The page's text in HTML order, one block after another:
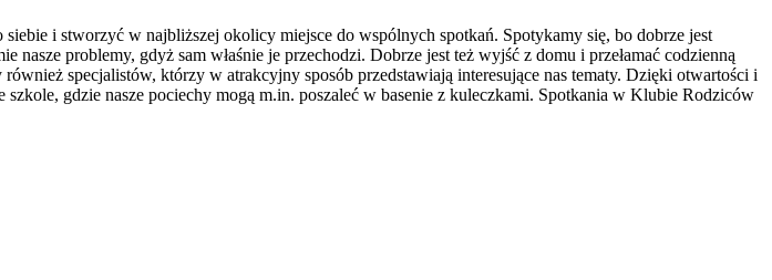
i stworzyć w najbliższej okolicy miejsce do wspólnych spotkań. Spotykamy się, bo dobrze jest
problemy, gdyż sam właśnie je przechodzi. Dobrze jest też wyjść z domu i przełamać codzienną
specjalistów, którzy w atrakcyjny sposób przedstawiają interesujące nas tematy. Dzięki otwartości i
gdzie nasze pociechy mogą m.in. poszaleć w basenie z kuleczkami. Spotkania w Klubie Rodziców